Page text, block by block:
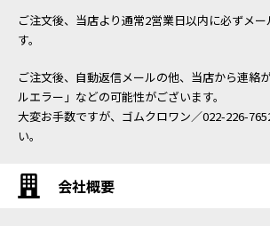
ご注文後、当店より通常2営業日以内に必ずメ
す。
ご注文後、自動返信メールの他、当店から連絡
ルエラー」などの可能性がございます。
大変お手数ですが、ゴムクロワン／022-226-
い。
会社概要